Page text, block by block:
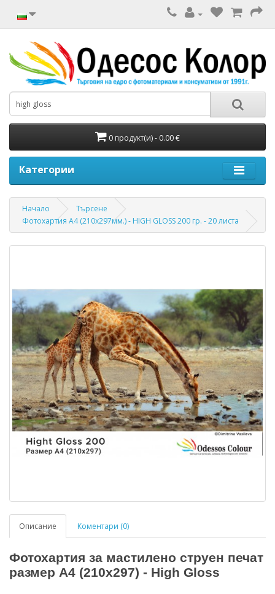
0 продукт(и) - 0.00 €
Категории
Начало
Търсене
Фотохартия А4 (210x297мм.) - HIGH GLOSS 200 гр. - 20 листа
Описание Коментари (0)
Фотохартия за мастилено струен печат
размер A4 (210x297) - High Gloss